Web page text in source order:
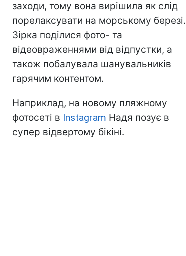
заходи, тому вона вирішила як слід
порелаксувати на морському березі.
Зірка поділися фото- та
відеовраженнями від відпустки, а
також побалувала шанувальників
гарячим контентом.
Наприклад, на новому пляжному
фотосеті в Instagram Надя позує в
супер відвертому бікіні.